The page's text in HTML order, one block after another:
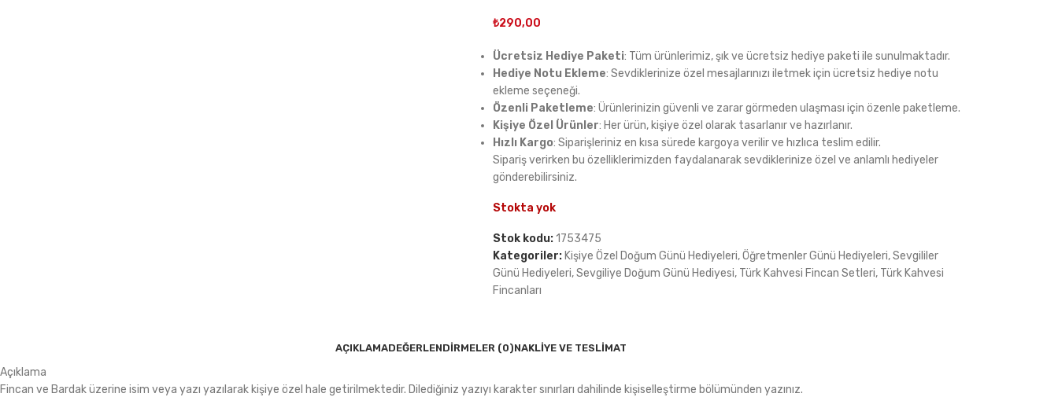
₺290,00
Ücretsiz Hediye Paketi: Tüm ürünlerimiz, şık ve ücretsiz hediye paketi ile sunulmaktadır.
Hediye Notu Ekleme: Sevdiklerinize özel mesajlarınızı iletmek için ücretsiz hediye notu
ekleme seçeneği.
Özenli Paketleme: Ürünlerinizin güvenli ve zarar görmeden ulaşması için özenle paketleme.
Kişiye Özel Ürünler: Her ürün, kişiye özel olarak tasarlanır ve hazırlanır.
Hızlı Kargo: Siparişleriniz en kısa sürede kargoya verilir ve hızlıca teslim edilir.
Sipariş verirken bu özelliklerimizden faydalanarak sevdiklerinize özel ve anlamlı hediyeler
gönderebilirsiniz.
Stokta yok
Stok kodu:1753475
Kategoriler: Kişiye Özel Doğum Günü Hediyeleri,Öğretmenler Günü Hediyeleri,Sevgililer
Günü Hediyeleri,Sevgiliye Doğum Günü Hediyesi, Türk Kahvesi Fincan Setleri, Türk Kahvesi
Fincanları
AÇIKLAMADEĞERLENDIRMELER (0)NAKLIYE VE TESLIMAT
Açıklama
Fincan ve Bardak üzerine isim veya yazı yazılarak kişiye özel hale getirilmektedir. Dilediğiniz yazıyı karakter sınırları dahilinde kişiselleştirme bölümünden yazınız.